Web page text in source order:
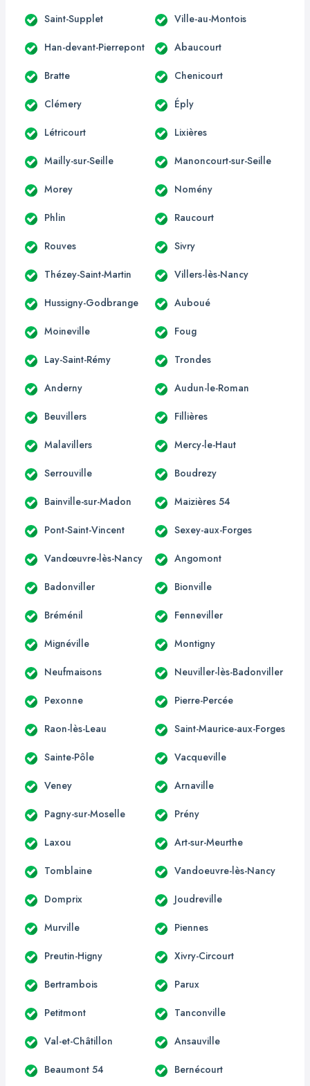
Saint-Supplet Ville-au-Montois
Han-devant-Pierrepont Abaucourt
Bratte Chenicourt
Clémery Éply
Létricourt Lixières
Mailly-sur-Seille Manoncourt-sur-Seille
Morey Nomény
Phlin Raucourt
Rouves Sivry
Thézey-Saint-Martin Villers-lès-Nancy
Hussigny-Godbrange Auboué
Moineville Foug
Lay-Saint-Rémy Trondes
Anderny Audun-le-Roman
Beuvillers Fillières
Malavillers Mercy-le-Haut
Serrouville Boudrezy
Bainville-sur-Madon Maizières 54
Pont-Saint-Vincent Sexey-aux-Forges
Vandœuvre-lès-Nancy Angomont
Badonviller Bionville
Bréménil Fenneviller
Mignéville Montigny
Neufmaisons Neuviller-lès-Badonviller
Pexonne Pierre-Percée
Raon-lès-Leau Saint-Maurice-aux-Forges
Sainte-Pôle Vacqueville
Veney Arnaville
Pagny-sur-Moselle Prény
Laxou Art-sur-Meurthe
Tomblaine Vandoeuvre-lès-Nancy
Domprix Joudreville
Murville Piennes
Preutin-Higny Xivry-Circourt
Bertrambois Parux
Petitmont Tanconville
Val-et-Châtillon Ansauville
Beaumont 54 Bernécourt